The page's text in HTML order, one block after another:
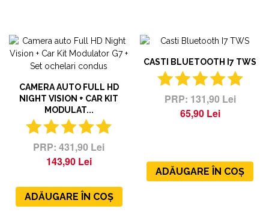
CAMERA AUTO FULL HD
NIGHT VISION + CAR KIT
MODULAT...
431,90 Lei
143,90 Lei
ADĂUGARE ÎN COȘ
CASTI BLUETOOTH I7 TWS
131,90 Lei
65,90 Lei
ADĂUGARE ÎN COȘ